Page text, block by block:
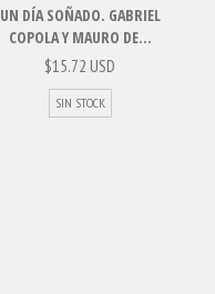
UN DÍA SOÑADO. GABRIEL
COPOLA Y MAURO DE...
$15.72 USD
SIN STOCK